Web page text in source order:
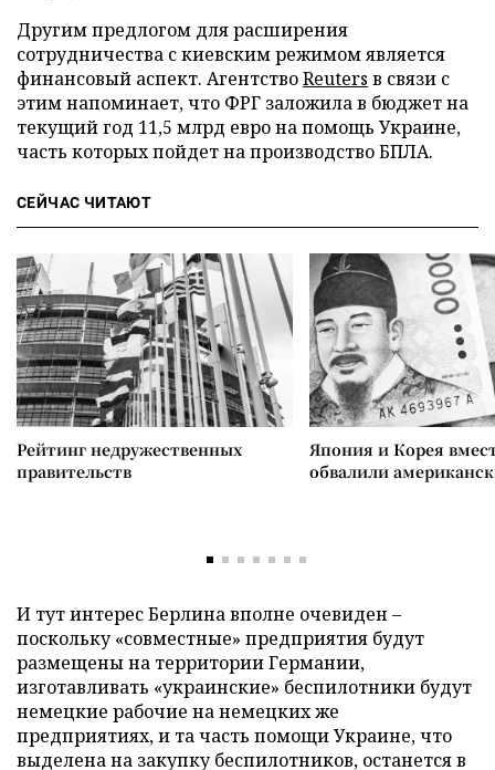
Другим предлогом для расширения
сотрудничества с киевским режимом является
финансовый аспект. АгентствоReuters в связи с
этим напоминает, что ФРГ заложила в бюджет на
текущий год 11,5 млрд евро на помощь Украине,
часть которых пойдет на производство БПЛА.
СЕЙЧАС ЧИТАЮТ
Рейтинг недружественных
правительств
Япония и Корея
обвалили
И тут интерес Берлина вполне очевиден –
поскольку «совместные» предприятия будут
размещены на территории Германии,
изготавливать «украинские» беспилотники будут
немецкие рабочие на немецких же
предприятиях, и та часть помощи Украине, что
выделена на закупку беспилотников, останется в